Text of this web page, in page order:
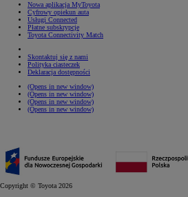
Nowa aplikacja MyToyota
Cyfrowy opiekun auta
Usługi Connected
Płatne subskrypcje
Toyota Connectivity Match
Skontaktuj się z nami
Polityka ciasteczek
Deklaracja dostępności
(Opens in new window)
(Opens in new window)
(Opens in new window)
(Opens in new window)
Copyright © Toyota 2026